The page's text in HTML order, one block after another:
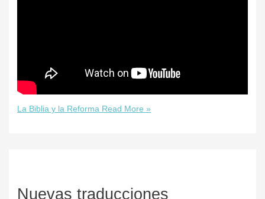
La Biblia y la Reforma Read More »
Nuevas traducciones